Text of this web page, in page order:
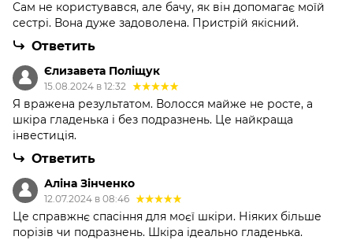
Сам не користувався, але бачу, як він допомагає моїй
сестрі. Вона дуже задоволена. Пристрій якісний.
Ответить
Єлизавета Поліщук
15.08.2024 в 12:32
Я вражена результатом. Волосся майже не росте, а
шкіра гладенька і без подразнень. Це найкраща
інвестиція.
Ответить
Аліна Зінченко
12.07.2024 в 08:46
Це справжнє спасіння для моєї шкіри. Ніяких більше
порізів чи подразнень. Шкіра ідеально гладенька.